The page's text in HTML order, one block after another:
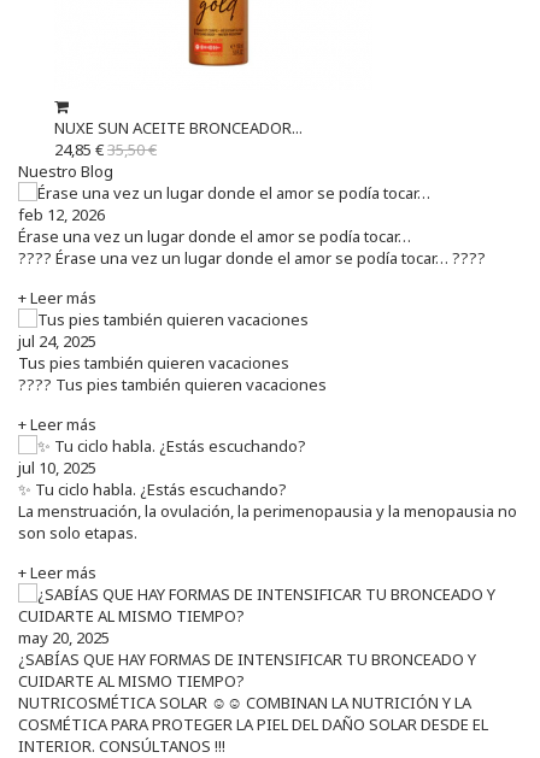
NUXE SUN ACEITE BRONCEADOR...
24,85 €35,50 €
Nuestro Blog
feb 12, 2026
Érase una vez un lugar donde el amor se podía tocar…
???? Érase una vez un lugar donde el amor se podía tocar… ????
+ Leer más
jul 24, 2025
Tus pies también quieren vacaciones
???? Tus pies también quieren vacaciones
+ Leer más
jul 10, 2025
✨ Tu ciclo habla. ¿Estás escuchando?
La menstruación, la ovulación, la perimenopausia y la menopausia no
son solo etapas.
+ Leer más
may 20, 2025
¿SABÍAS QUE HAY FORMAS DE INTENSIFICAR TU BRONCEADO Y
CUIDARTE AL MISMO TIEMPO?
NUTRICOSMÉTICA SOLAR ☺️☺️ COMBINAN LA NUTRICIÓN Y LA
COSMÉTICA PARA PROTEGER LA PIEL DEL DAÑO SOLAR DESDE EL
INTERIOR. CONSÚLTANOS !!!